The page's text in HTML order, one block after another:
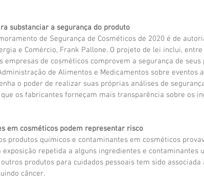
substanciar a segurança do produto
de Segurança de Cosméticos de 2020 é de
e Comércio, Frank Pallone. O projeto de lei inclui,
empresas de cosméticos comprovem a segurança de seus
de Alimentos e Medicamentos sobre eventos
o poder de realizar suas próprias análises de
que os fabricantes forneçam mais transparência sobre os
em cosméticos podem representar risco
produtos químicos e contaminantes em cosméticos
exposição repetida a alguns ingredientes e contaminantes
produtos para cuidados pessoais tem sido
câncer.